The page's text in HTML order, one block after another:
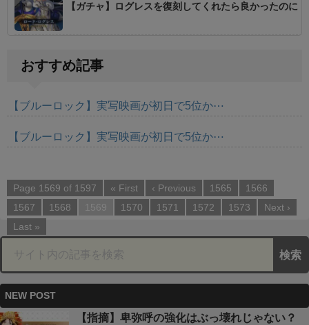
【ガチャ】ログレスを復刻してくれたら良かったのに
おすすめ記事
【ブルーロック】実写映画が初日で5位か⋯
【ブルーロック】実写映画が初日で5位か⋯
Page 1569 of 1597 « First ‹ Previous 1565
1566
1567
1568 1569 1570 1571 1572 1573
Next ›
Last »
NEW POST
【指摘】卑弥呼の強化はぶっ壊れじゃない？